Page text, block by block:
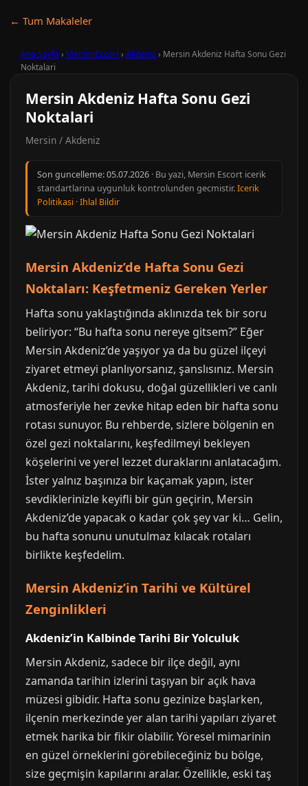
← Tum Makaleler
Ana Sayfa › Mersin Escort› Akdeniz› Mersin Akdeniz Hafta Sonu Gezi
Noktalari
Mersin Akdeniz Hafta Sonu Gezi
Noktalari
Mersin / Akdeniz
Son guncelleme:05.07.2026 · Bu yazi, Mersin Escort icerik
standartlarina uygunluk kontrolunden gecmistir.Icerik
Politikasi ·Ihlal Bildir
Mersin Akdeniz’de Hafta Sonu Gezi
Noktaları: Keşfetmeniz Gereken Yerler
Hafta sonu yaklaştığında aklınızda tek bir soru
beliriyor: “Bu hafta sonu nereye gitsem?” Eğer
Mersin Akdeniz’de yaşıyor ya da bu güzel ilçeyi
ziyaret etmeyi planlıyorsanız, şanslısınız. Mersin
Akdeniz, tarihi dokusu, doğal güzellikleri ve canlı
atmosferiyle her zevke hitap eden bir hafta sonu
rotası sunuyor. Bu rehberde, sizlere bölgenin en
özel gezi noktalarını, keşfedilmeyi bekleyen
köşelerini ve yerel lezzet duraklarını anlatacağım.
İster yalnız başınıza bir kaçamak yapın, ister
sevdiklerinizle keyifli bir gün geçirin, Mersin
Akdeniz’de yapacak o kadar çok şey var ki… Gelin,
bu hafta sonunu unutulmaz kılacak rotaları
birlikte keşfedelim.
Mersin Akdeniz’in Tarihi ve Kültürel
Zenginlikleri
Akdeniz’in Kalbinde Tarihi Bir Yolculuk
Mersin Akdeniz, sadece bir ilçe değil, aynı
zamanda tarihin izlerini taşıyan bir açık hava
müzesi gibidir. Hafta sonu gezinize başlarken,
ilçenin merkezinde yer alan tarihi yapıları ziyaret
etmek harika bir fikir olabilir. Yöresel mimarinin
en güzel örneklerini görebileceğiniz bu bölge,
size geçmişin kapılarını aralar. Özellikle, eski taş